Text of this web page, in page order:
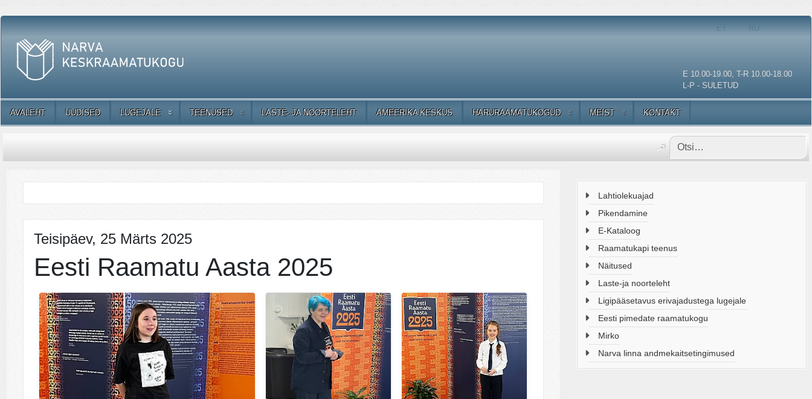
ET RU
E 10.00-19.00, T-R 10.00-18.00
L-P - SULETUD
AVALEHT UUDISED LUGEJALE TEENUSED LASTE- JA NOORTELEHT AMEERIKA KESKUS HARURAAMATUKOGUD MEIST KONTAKT
Lahtiolekuajad
Pikendamine
E-Kataloog
Raamatukapi teenus
Näitused
Laste-ja noorteleht
Ligipääsetavus erivajadustega lugejale
Eesti pimedate raamatukogu
Mirko
Narva linna andmekaitsetingimused
Teisipäev, 25 Märts 2025
Eesti Raamatu Aasta 2025